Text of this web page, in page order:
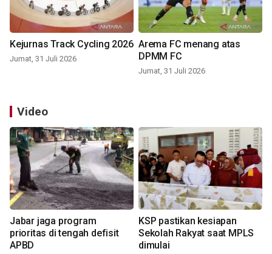
Kejurnas Track Cycling 2026
Jumat, 31 Juli 2026
Arema FC menang atas
DPMM FC
Jumat, 31 Juli 2026
Video
Jabar jaga program
prioritas di tengah defisit
APBD
KSP pastikan kesiapan
Sekolah Rakyat saat MPLS
dimulai